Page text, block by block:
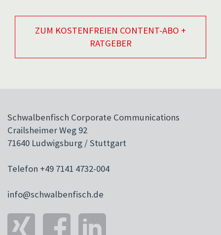
&…
In der heutigen
Geschäftswelt gewinnt
das Employee
an Bedeutung. Dieser
Fokus resultiert aus den
zahlreichen
Veränderungen und
Herausforderungen,…
Washing oder
Motivationsquelle?
Aus meiner Erfahrung
gehören
am häufigsten
ZUM KOSTENFREIEN CONTENT-ABO +
RATGEBER
Schwalbenfisch Corporate Communications
Crailsheimer Weg 92
71640 Ludwigsburg / Stuttgart
Telefon +49 7141 4732-004
info@schwalbenfisch.de